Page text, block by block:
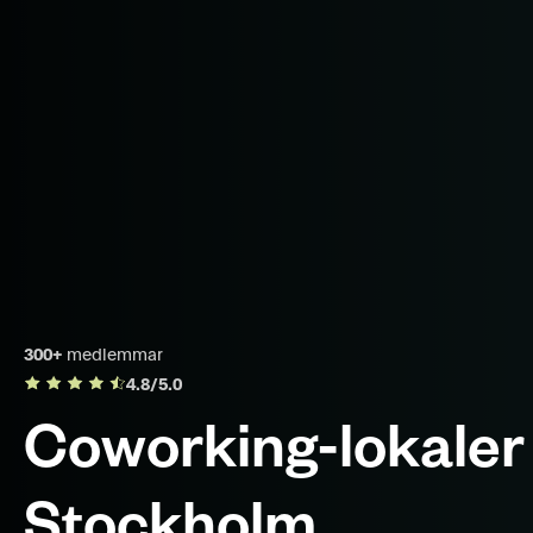
300+ medlemmar
4.8/5.0
Coworking-lokaler